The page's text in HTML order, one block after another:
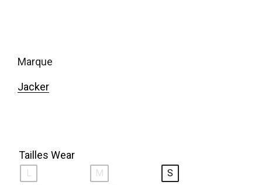
marque
Jacker
Tailles Wear
L M
S